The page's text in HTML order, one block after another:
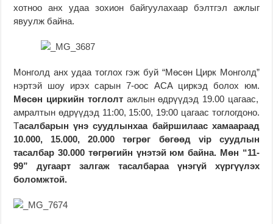
хотноо анх удаа зохион байгуулахаар бэлтгэл ажлыг
явуулж байна.
Монголд анх удаа тоглох гэж буй “Мөсөн Цирк Монголд”
нэртэй шоу ирэх сарын 7-оос АСА циркэд болох юм.
Мөсөн циркийн тоглолт ажлын өдрүүдэд 19.00 цагаас,
амралтын өдрүүдэд 11:00, 15:00, 19:00 цагаас тоглогдоно.
Тасалбарын үнэ суудлынхаа байршилаас хамаараад
10.000, 15.000, 20.000 төгрөг бөгөөд vip суудлын
тасалбар 30.000 төгрөгийн үнэтэй юм байна. Мөн “11-
99” дугаарт залгаж тасалбараа үнэгүй хүргүүлэх
боломжтой.